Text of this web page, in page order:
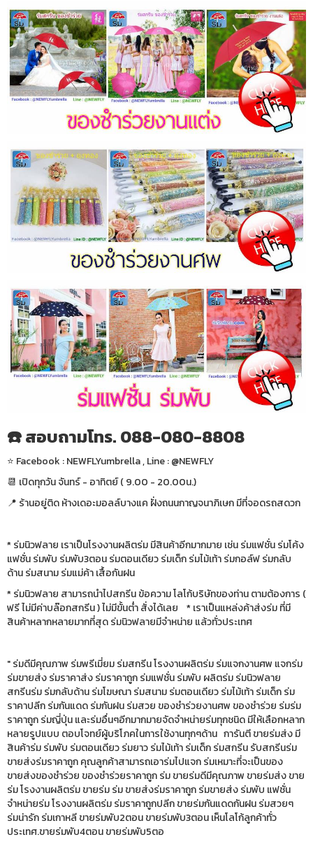
☎️ สอบถามโทร. 088-080-8808
⭐️ Facebook : NEWFLYumbrella , Line : @NEWFLY
📆 เปิดทุกวัน จันทร์ - อาทิตย์ ( 9.00 - 20.00น.)
📍 ร้านอยู่ติด ห้างเดอะมอลล์บางแค ฝั่งถนนกาญจนาภิเษก มีที่จอดรถสดวก
* ร่มนิวฟลาย เราเป็นโรงงานผลิตร่ม มีสินค้าอีกมากมาย เช่น ร่มแฟชั่น ร่มโค้ง
แฟชั่น ร่มพับ ร่มพับ3ตอน ร่มตอนเดียว ร่มเด็ก ร่มไม้เท้า ร่มกอล์ฟ ร่มกลับ
ด้าน ร่มสนาม ร่มแม่ค้า เสื้อกันฝน
* ร่มนิวฟลาย สามารถนำไปสกรีน ข้อความ โลโก้บริษัทของท่าน ตามต้องการ (
ฟรี ไม่มีค่าบล๊อกสกรีน ) ไม่มีขั้นต่ำ สั่งได้เลย * เราเป็นแหล่งค้าส่งร่ม ที่มี
สินค้าหลากหลายมากที่สุด ร่มนิวฟลายมีจำหน่าย แล้วทั่วประเทศ
" ร่มดีมีคุณภาพ ร่มพรีเมี่ยม ร่มสกรีน โรงงานผลิตร่ม ร่มแจกงานศพ แจกร่ม
ร่มขายส่ง ร่มราคาส่ง ร่มราคาถูก ร่มแฟชั่น ร่มพับ ผลิตร่ม ร่มนิวฟลาย
สกรีนร่ม ร่มกลับด้าน ร่มโฆษณา ร่มสนาม ร่มตอนเดียว ร่มไม้เท้า ร่มเด็ก ร่ม
ราคาปลีก ร่มกันแดด ร่มกันฝน ร่มสวย ของชำร่วยงานศพ ของชำร่วย ร่มร่ม
ราคาถูก ร่มญี่ปุ่น และร่มอื่นๆอีกมากมายจัดจำหน่ายร่มทุกชนิด มีให้เลือกหลาก
หลายรูปแบบ ตอบโจทย์ผู้บริโภคในการใช้งานทุกๆด้าน การันตี ขายร่มส่ง มี
สินค้าร่ม ร่มพับ ร่มตอนเดียว ร่มยาว ร่มไม้เท้า ร่มเด็ก ร่มสกรีน รับสกรีนร่ม
ขายส่งร่มราคาถูก คุณลูกค้าสามารถเอาร่มไปแจก ร่มเหมาะที่จะเป็นของ
ขายส่งของชำร่วย ของชำร่วยราคาถูก ร่ม ขายร่มดีมีคุณภาพ ขายร่มส่ง ขาย
ร่ม โรงงานผลิตร่ม ขายร่ม ร่ม ขายส่งร่มราคาถูก ร่มขายส่ง ร่มพับ แฟชั่น
จำหน่ายร่ม โรงงานผลิตร่ม ร่มราคาถูกปลีก ขายร่มกันแดดกันฝน ร่มสวยๆ
ร่มน่ารัก ร่มเกาหลี ขายร่มพับ2ตอน ขายร่มพับ3ตอน เห็นโลโก้ลูกค้าทั่ว
ประเทศ.ขายร่มพับ4ตอน ขายร่มพับ5ตอ